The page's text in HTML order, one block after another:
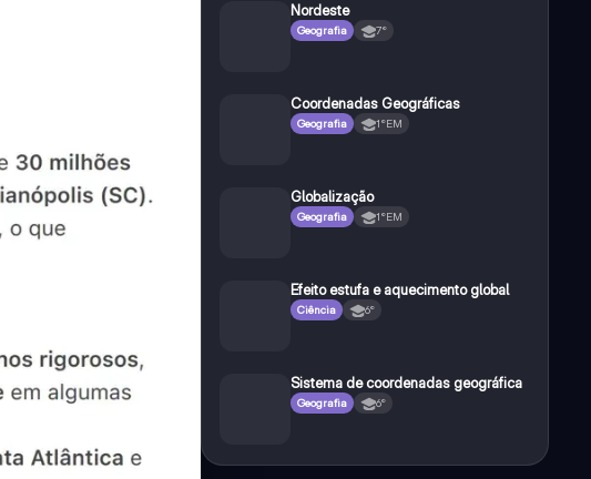
Nordeste
Geografia 7°
Coordenadas Geográficas
Geografia 1°EM
Globalização
Geografia 1°EM
Efeito estufa e aquecimento global
Ciência 6°
Sistema de coordenadas geográfica
Geografia 6°